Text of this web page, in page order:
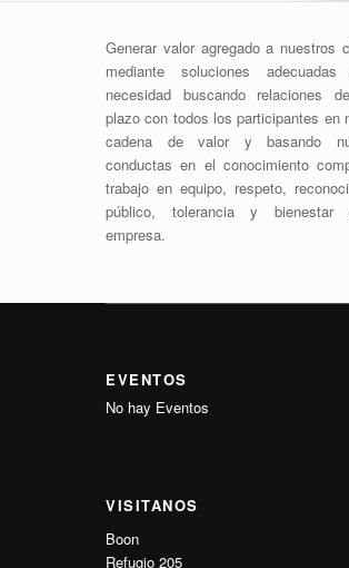
Generar valor agregado a nuestros
mediante soluciones
necesidad buscando relaciones
plazo con todos los participantes en
cadena de valor y basando
conductas en el conocimiento
trabajo en equipo, respeto,
público, tolerancia y
empresa.
EVENTOS
No hay Eventos
VISITANOS
Boon
Refugio 205